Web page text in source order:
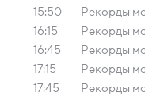
15:50
Рекорды
16:15
Рекорды
16:45
Рекорды
17:15
Рекорды
17:45
Рекорды